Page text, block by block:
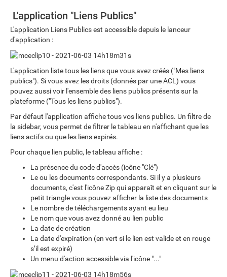
L'application "Liens Publics"
L'application Liens Publics est accessible depuis le lanceur
d'application :
L'application liste tous les liens que vous avez créés ("Mes liens
publics"). Si vous avez les droits (donnés par une ACL) vous
pouvez aussi voir l'ensemble des liens publics présents sur la
plateforme ("Tous les liens publics").
Par défaut l'application affiche tous vos liens publics. Un filtre de
la sidebar, vous permet de filtrer le tableau en n'affichant que les
liens actifs ou que les liens expirés.
Pour chaque lien public, le tableau affiche :
La présence du code d'accès (icône "Clé")
Le ou les documents correspondants. Si il y a plusieurs
documents, c'est l'icône Zip qui apparaît et en cliquant sur le
petit triangle vous pouvez afficher la liste des documents
Le nombre de téléchargements ayant eu lieu
Le nom que vous avez donné au lien public
La date de création
La date d'expiration (en vert si le lien est valide et en rouge
s’il est expiré)
Un menu d'action accessible via l'icône "..."